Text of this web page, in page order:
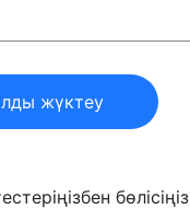
жүктеу
бөлісіңіз